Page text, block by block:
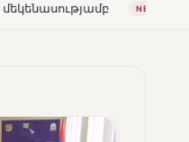
Լողավազա՞ն, թե՞